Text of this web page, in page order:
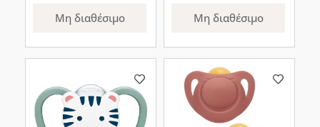
Μη διαθέσιμο Μη διαθέσιμο